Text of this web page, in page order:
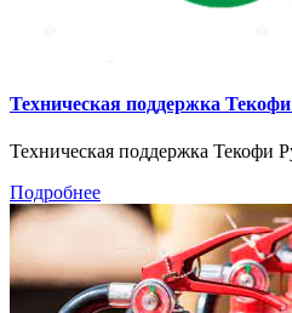
Техническая поддержка
Техническая поддержка Текофи
Подробнее